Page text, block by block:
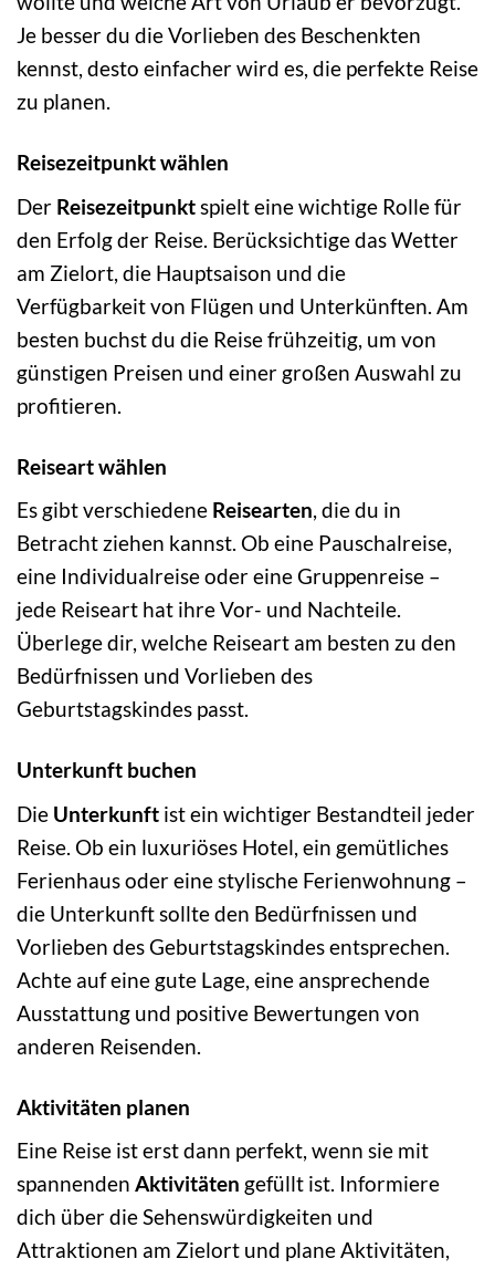
Je besser du die Vorlieben des Beschenkten
kennst, desto einfacher wird es, die perfekte Reise
zu planen.
Reisezeitpunkt wählen
Der Reisezeitpunktspielt eine wichtige Rolle für
den Erfolg der Reise. Berücksichtige das Wetter
am Zielort, die Hauptsaison und die
Verfügbarkeit von Flügen und Unterkünften. Am
besten buchst du die Reise frühzeitig, um von
günstigen Preisen und einer großen Auswahl zu
profitieren.
Reiseart wählen
Es gibt verschiedene Reisearten, die du in
Betracht ziehen kannst. Ob eine Pauschalreise,
eine Individualreise oder eine Gruppenreise –
jede Reiseart hat ihre Vor- und Nachteile.
Überlege dir, welche Reiseart am besten zu den
Bedürfnissen und Vorlieben des
Geburtstagskindes passt.
Unterkunft buchen
Die Unterkunft ist ein wichtiger Bestandteil jeder
Reise. Ob ein luxuriöses Hotel, ein gemütliches
Ferienhaus oder eine stylische Ferienwohnung –
die Unterkunft sollte den Bedürfnissen und
Vorlieben des Geburtstagskindes entsprechen.
Achte auf eine gute Lage, eine ansprechende
Ausstattung und positive Bewertungen von
anderen Reisenden.
Aktivitäten planen
Eine Reise ist erst dann perfekt, wenn sie mit
spannenden Aktivitäten gefüllt ist. Informiere
dich über die Sehenswürdigkeiten und
Attraktionen am Zielort und plane Aktivitäten,